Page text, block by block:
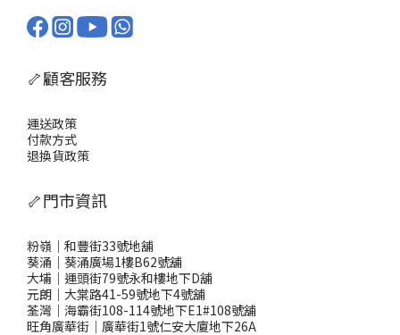
🦴顧客服務
運送政策
付款方式
退換貨政策
🦴門市資訊
粉嶺｜和豐街33號地舖
葵涌｜葵涌廣場1樓B62號舖
大埔｜運頭街79號永和樓地下D舖
元朗｜大棠路41-59號地下4號舖
荃灣｜海霸街108-114號地下E1#108號舖
旺角廣華街｜廣華街1號仁安大廈地下26A